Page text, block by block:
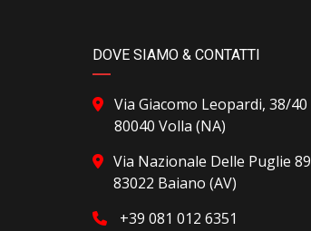
DOVE SIAMO & CONTATTI
Via Giacomo Leopardi, 38/40
80040 Volla (NA)
Via Nazionale Delle Puglie 89
83022 Baiano (AV)
+39 081 012 6351